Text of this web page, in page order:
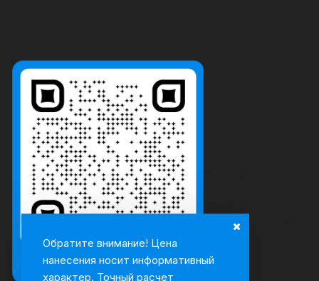
Обратите внимание! Цена
нанесения носит информативный
характер. Точный расчет